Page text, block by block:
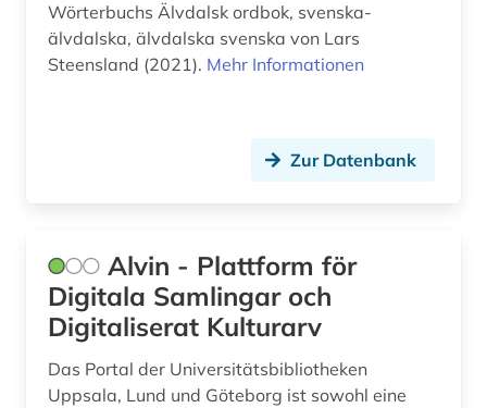
flugschrift (1)
flurname (1)
schriftsteller; kabarettist; journalist; kritiker;
theaterkritiker; kriegsberichterstatter; apotheker;
librettist; historiker; romancier (1)
forschung (1)
forschungseinrichtung (1)
Wörterbuchs Älvdalsk ordbok, svenska-
älvdalska, älvdalska svenska von Lars
Steensland (2021). Mehr Informationen
Zur Datenbank
Alvin - Plattform för
Digitala Samlingar och
Digitaliserat Kulturarv
Das Portal der Universitätsbibliotheken
Uppsala, Lund und Göteborg ist sowohl eine